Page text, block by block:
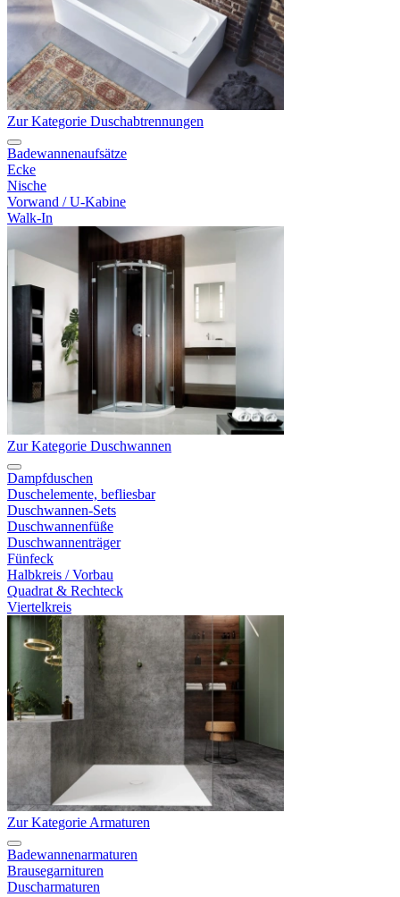
Zur Kategorie Duschabtrennungen
Badewannenaufsätze
Ecke
Nische
Vorwand / U-Kabine
Walk-In
Zur Kategorie Duschwannen
Dampfduschen
Duschelemente, befliesbar
Duschwannen-Sets
Duschwannenfüße
Duschwannenträger
Fünfeck
Halbkreis / Vorbau
Quadrat & Rechteck
Viertelkreis
Zur Kategorie Armaturen
Badewannenarmaturen
Brausegarnituren
Duscharmaturen